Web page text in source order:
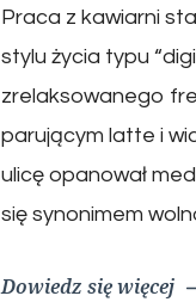
Praca z kawiarni
stylu życia typu
zrelaksowanego
parującym latte i
ulicę opanował
się synonimem
Dowiedz się więcej